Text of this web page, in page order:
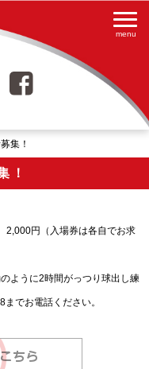
集！
！
円（入場券は各自でお求
ように2時間がっつり球出し練
でお電話ください。